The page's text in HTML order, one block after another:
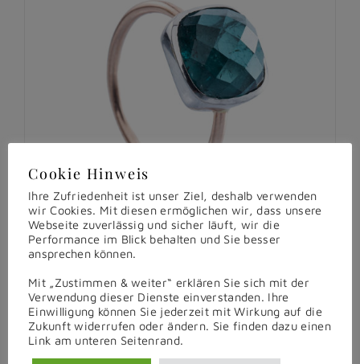
Farfallina-Ring
Cookie Hinweis
Ihre Zufriedenheit ist unser Ziel, deshalb verwenden
wir Cookies. Mit diesen ermöglichen wir, dass unsere
Webseite zuverlässig und sicher läuft, wir die
Performance im Blick behalten und Sie besser
ansprechen können.
Mit „Zustimmen & weiter“ erklären Sie sich mit der
Verwendung dieser Dienste einverstanden. Ihre
Einwilligung können Sie jederzeit mit Wirkung auf die
Zukunft widerrufen oder ändern. Sie finden dazu einen
Link am unteren Seitenrand.